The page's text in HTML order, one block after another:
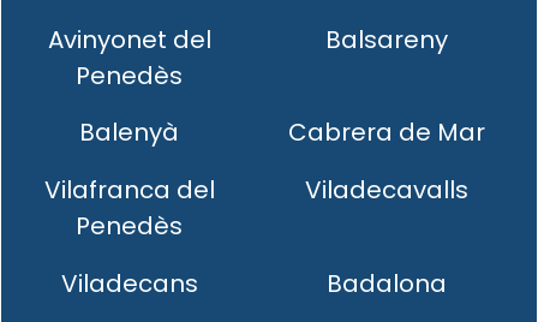
Avinyonet del
Penedès
Balsareny
Balenyà
Cabrera de Mar
Vilafranca del
Penedès
Viladecavalls
Viladecans
Badalona